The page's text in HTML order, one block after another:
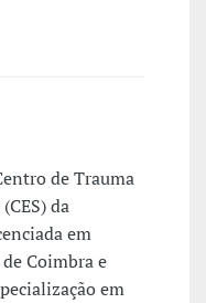
de Trauma
da
em
Coimbra e
em